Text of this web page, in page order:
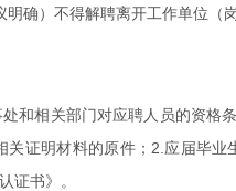
）不得解聘离开工作单位（
和相关部门对应聘人员的资
证明材料的原件；2.应届毕
证书》。